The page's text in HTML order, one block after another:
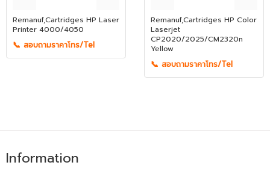
Remanuf,Cartridges HP Laser
Printer 4000/4050
📞 สอบถามราคาโทร/Tel
Remanuf,Cartridges HP Color
Laserjet
CP2020/2025/CM2320n
Yellow
📞 สอบถามราคาโทร/Tel
Information